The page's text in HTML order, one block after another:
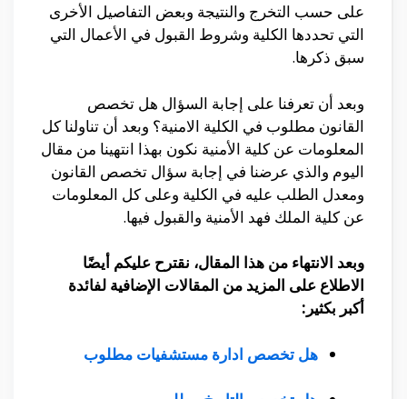
على حسب التخرج والنتيجة وبعض التفاصيل الأخرى
التي تحددها الكلية وشروط القبول في الأعمال التي
سبق ذكرها.
وبعد أن تعرفنا على إجابة السؤال هل تخصص
القانون مطلوب في الكلية الامنية؟ وبعد أن تناولنا كل
المعلومات عن كلية الأمنية نكون بهذا انتهينا من مقال
اليوم والذي عرضنا في إجابة سؤال تخصص القانون
ومعدل الطلب عليه في الكلية وعلى كل المعلومات
عن كلية الملك فهد الأمنية والقبول فيها.
وبعد الانتهاء من هذا المقال، نقترح عليكم أيضًا
الاطلاع على المزيد من المقالات الإضافية لفائدة
أكبر بكثير:
هل تخصص ادارة مستشفيات مطلوب